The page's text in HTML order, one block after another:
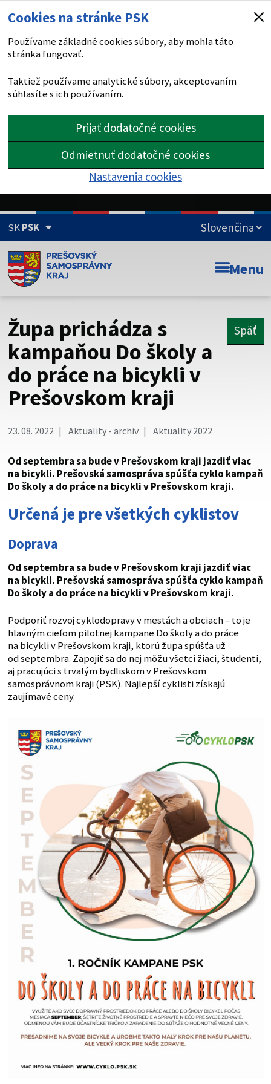
Cookies na stránke PSK
Používame základné cookies súbory, aby mohla táto
stránka fungovať.
Taktiež používame analytické súbory, akceptovaním
súhlasíte s ich používaním.
Prijať dodatočné cookies
Odmietnuť dodatočné cookies
Nastavenia cookies
SKPSK
Doména psk.sk je oficiálna
Toto je oficiálna webová stránka Prešovského
psk.sk.
Táto stránka je zabezpečená
Buďte pozorní a vždy sa uistite, že zdieľate informácie iba
cez zabezpečenú webovú stránku. Zabezpečená stránka
vždy začína https:// pred názvom domény webového sídla.
Menu
Župa prichádza s
kampaňou Do školy a
do práce na bicykli v
Prešovskom kraji
Späť
23. 08. 2022 Aktuality - archiv Aktuality 2022
Od septembra sa bude v Prešovskom kraji jazdiť viac
na bicykli. Prešovská samospráva spúšťa cyklo kampaň
Do školy a do práce na bicykli v Prešovskom kraji.
Určená je pre všetkých cyklistov
Doprava
Od septembra sa bude v Prešovskom kraji jazdiť viac
na bicykli. Prešovská samospráva spúšťa cyklo kampaň
Do školy a do práce na bicykli v Prešovskom kraji.
Podporiť rozvoj cyklodopravy v mestách a obciach – to je
hlavným cieľom pilotnej kampane Do školy a do práce
na bicykli v Prešovskom kraji, ktorú župa spúšťa už
od septembra. Zapojiť sa do nej môžu všetci žiaci, študenti,
aj pracujúci s trvalým bydliskom v Prešovskom
samosprávnom kraji (PSK). Najlepší cyklisti získajú
zaujímavé ceny.